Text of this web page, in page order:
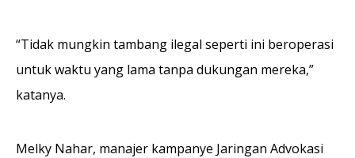
“Tidak mungkin tambang ilegal seperti ini beroperasi
untuk waktu yang lama tanpa dukungan mereka,”
katanya.
Melky Nahar, manajer kampanye Jaringan Advokasi